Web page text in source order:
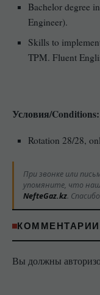
Bachelor degree
Engineer).
Skills to
TPM. Fluent
Условия/Conditions:
Rotation 28/28,
При звонке или
упомяните, что
NefteGaz.kz.
Вы должны